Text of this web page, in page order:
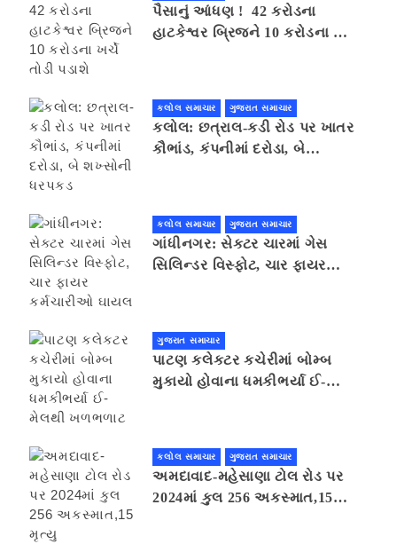
પૈસાનું આંધણ ! 42 કરોડના
હાટકેશ્વર બ્રિજને 10 કરોડના ખર્ચે
કલોલ સમાચાર ગુજરાત સમાચાર
કલોલ: છત્રાલ-કડી રોડ પર ખાતર
કૌભાંડ, કંપનીમાં દરોડા, બે
કલોલ સમાચાર ગુજરાત સમાચાર
ગાંધીનગર: સેક્ટર ચારમાં ગેસ
સિલિન્ડર વિસ્ફોટ, ચાર ફાયર
ગુજરાત સમાચાર
પાટણ કલેકટર કચેરીમાં બોમ્બ
મુકાયો હોવાના ધમકીભર્યા ઈ-
કલોલ સમાચાર ગુજરાત સમાચાર
અમદાવાદ-મહેસાણા ટોલ રોડ પર
2024માં કુલ 256 અકસ્માત,15